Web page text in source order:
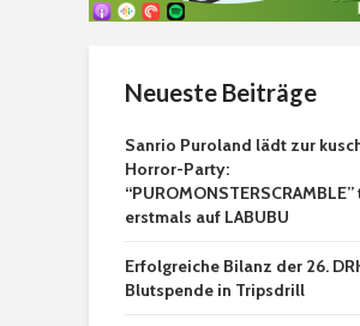
Neueste Beiträge
Sanrio Puroland lädt zur
Horror-Party:
erstmals auf LABUBU
Erfolgreiche Bilanz der 26.
Blutspende in Tripsdrill